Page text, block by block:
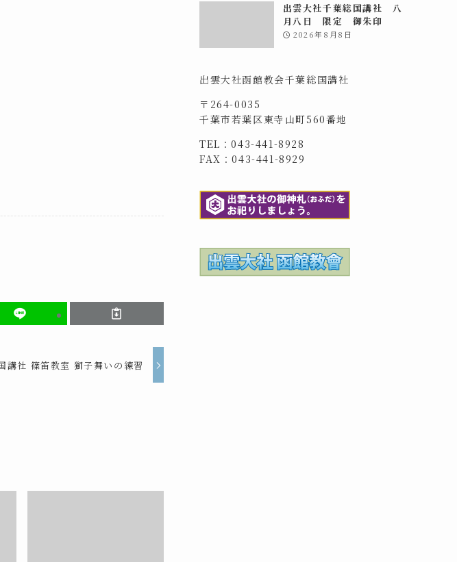
講社 篠笛教室 獅子舞いの練習
出雲大社千葉総国講社 八
月八日 限定 御朱印
2026年8月8日
出雲大社函館教会千葉総国講社
〒264-0035
千葉市若葉区東寺山町560番地
TEL：043-441-8928
FAX：043-441-8929